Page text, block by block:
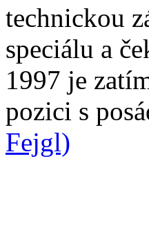
technickou
speciálu a
1997 je
pozici s
Fejgl)